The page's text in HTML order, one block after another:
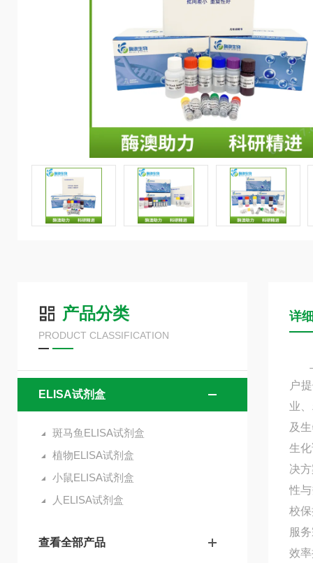
产品分类
PRODUCT CLASSIFICATION
ELISA试剂盒
斑马鱼ELISA试剂盒
植物ELISA试剂盒
小鼠ELISA试剂盒
人ELISA试剂盒
查看全部产品
详
户
业
及
生
决
性
校
服
效